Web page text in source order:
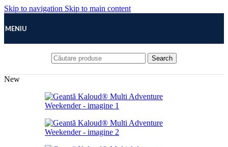
Skip to navigation Skip to main content
MENIU
Search
New